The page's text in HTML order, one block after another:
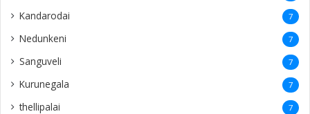
Kandarodai 7
Nedunkeni 7
Sanguveli 7
Kurunegala 7
thellipalai 7